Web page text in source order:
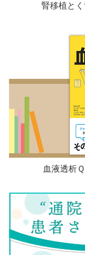
腎移植とく
血液透析